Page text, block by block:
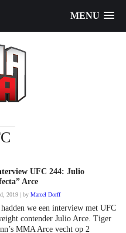
MENU
UFC 244: Julio
Arce
2019 | byMarcel Dorff
we een interview met UFC
contender Julio Arce. Tiger
MMA Arce vecht op 2